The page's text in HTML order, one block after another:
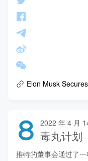
Elon Musk
8 2022 年 4 月
毒丸计划
推特的董事会通过了